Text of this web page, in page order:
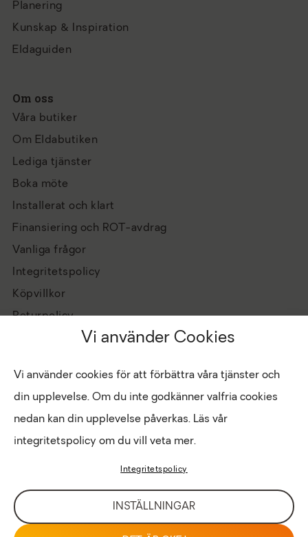
Vi använder Cookies
Vi använder cookies för att förbättra våra tjänster och
din upplevelse. Om du inte godkänner valfria cookies
nedan kan din upplevelse påverkas. Läs vår
integritetspolicy om du vill veta mer.
Integritetspolicy
INSTÄLLNINGAR
Planering
Kunskap & Inspiration
Eldaguiden
Om oss
Våra butiker
Om Eldabutiken
Lediga tjänster
Boka möte
Installerat och klart
Finansiering och ROT-avdrag
Vanliga frågor
Integritetspolicy
Köpvillkor
Returpolicy
Copyright © 2026 Eldabutiken
LOGIN FÖR BUTIK